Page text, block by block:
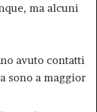
ma alcuni
avuto contatti
sono a maggior